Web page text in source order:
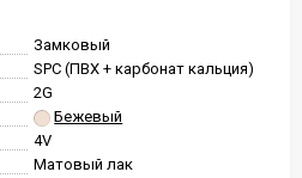
Замковый
SPC (ПВХ + карбонат кальция)
2G
Бежевый
4V
Матовый лак